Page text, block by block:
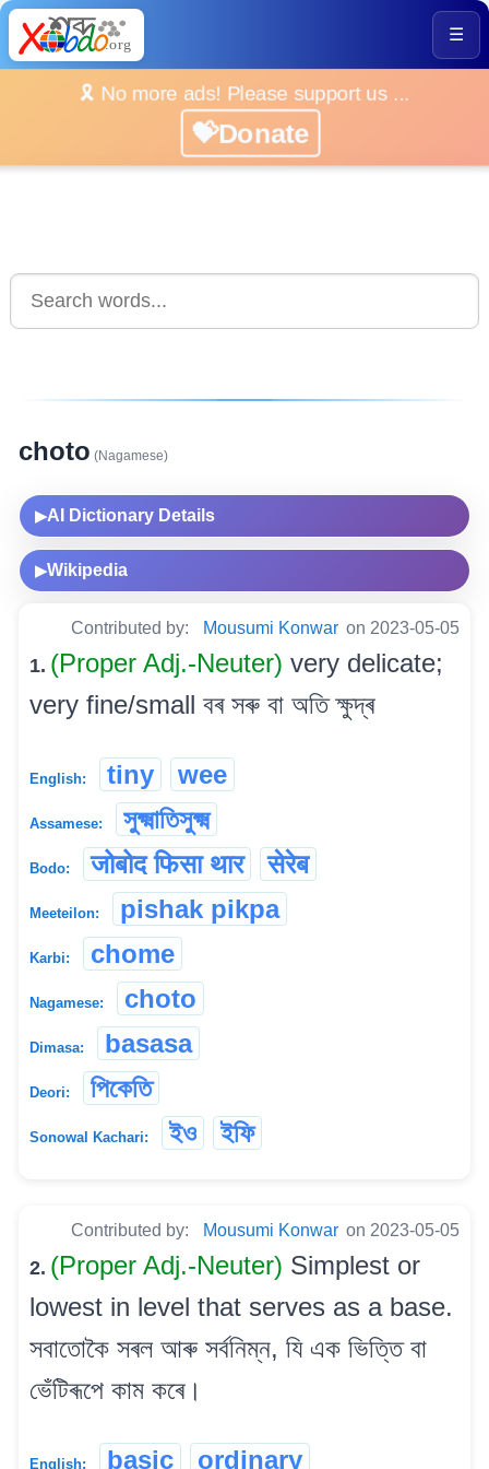
☰
🎗️ No more ads! Please support us ...
💝Donate
choto (Nagamese)
▶AI Dictionary Details
▶Wikipedia
Contributed by: Mousumi Konwar on 2023-05-05
1. (Proper Adj.-Neuter) very delicate;
very fine/small বৰ সৰু বা অতি ক্ষুদ্ৰ
English: tiny wee
Assamese: সুক্ষ্মাতিসুক্ষ্ম
Bodo: जोबोद फिसा थार सेरेब
Meeteilon: pishak pikpa
Karbi: chome
Nagamese: choto
Dimasa: basasa
Deori: পিকেতি
Sonowal Kachari: ইও ইফি
Contributed by: Mousumi Konwar on 2023-05-05
2. (Proper Adj.-Neuter) Simplest or
lowest in level that serves as a base.
সবাতোকৈ সৰল আৰু সৰ্বনিম্ন, যি এক ভিত্তি বা
ভেঁটিৰূপে কাম কৰে।
English: basic ordinary